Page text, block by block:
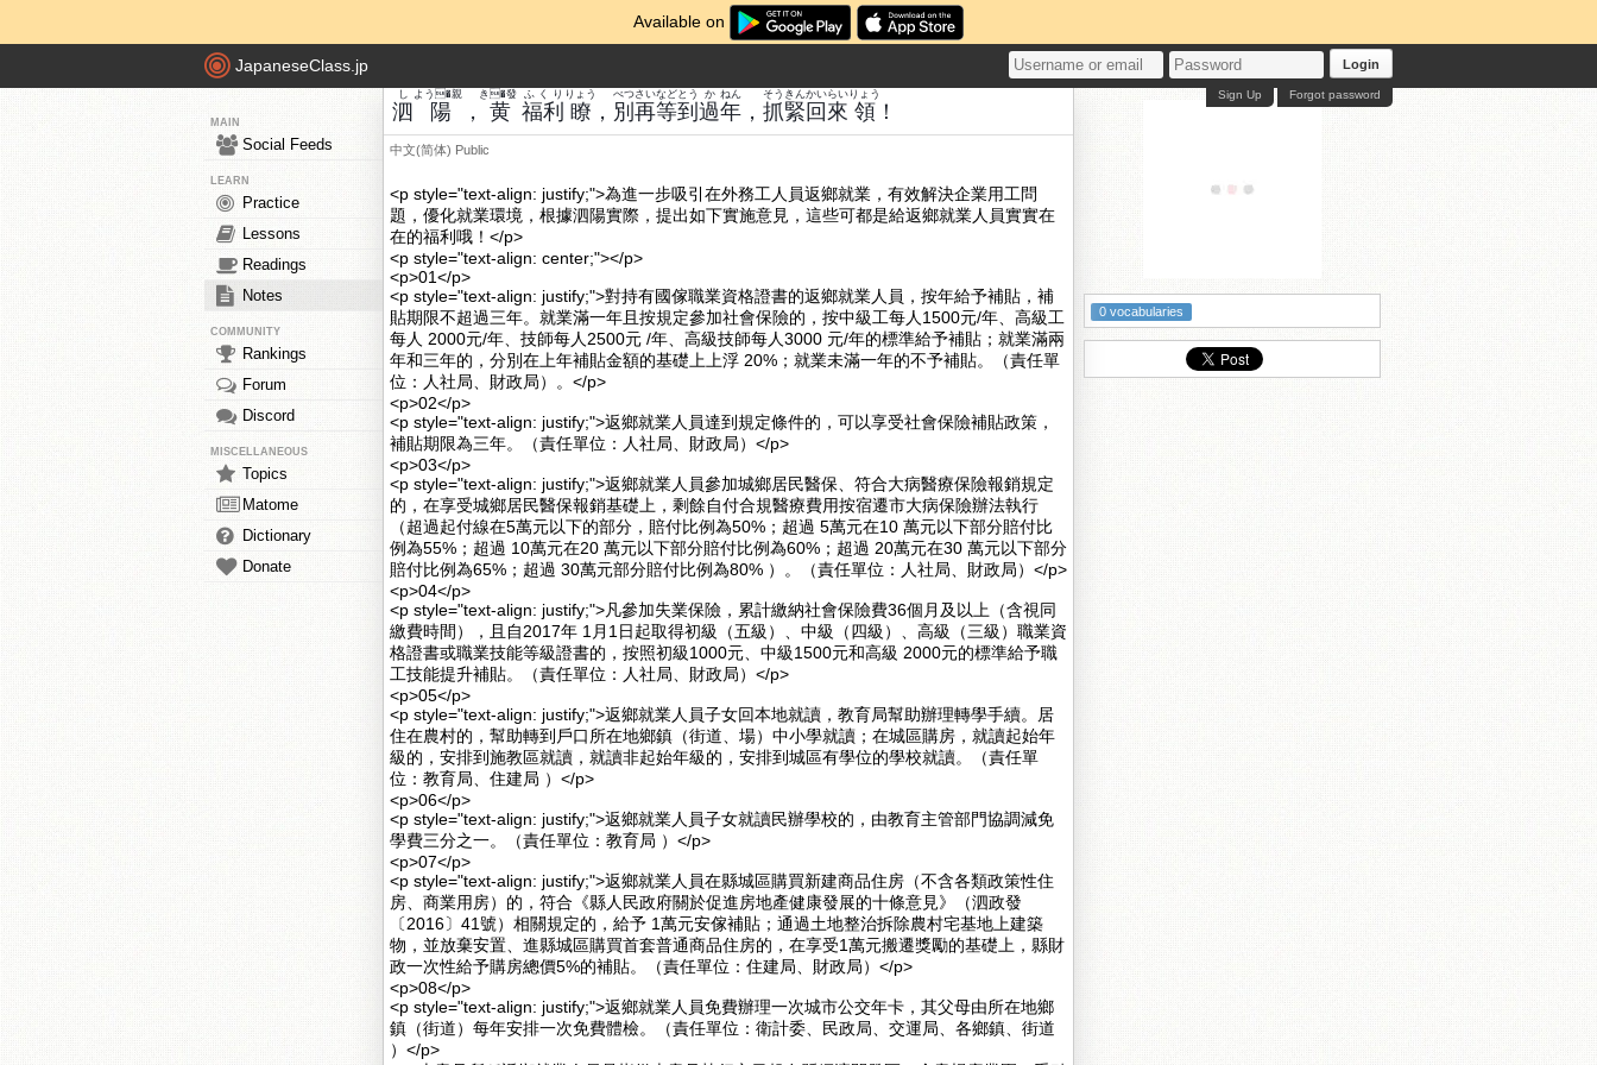
Available on
JapaneseClass.jp Login
Forgot password
Sign Up
MAIN
Social Feeds
LEARN
Practice
Lessons
Readings
Notes
COMMUNITY
Rankings
Forum
Discord
MISCELLANEOUS
Topics
Matome
Dictionary
Donate
泗
し
陽
よう�親
， 黄
き�發
福利
ふくり
瞭
りょう
， 別
べつ
再
さい
等
など
到
とう
過
か
年
ねん
， 抓
そう
緊
きん
回
かい
來
らい
領
りょう
！
中文(简体) Public
<p style="text-align: justify;">為進一步吸引在外務工人員返鄉就業，有效解決企業用工問
題，優化就業環境，根據泗陽實際，提出如下實施意見，這些可都是給返鄉就業人員實實在
在的福利哦！</p>
<p style="text-align: center;"></p>
<p>01</p>
<p style="text-align: justify;">對持有國傢職業資格證書的返鄉就業人員，按年給予補貼，補
貼期限不超過三年。就業滿一年且按規定參加社會保險的，按中級工每人1500元/年、高級工
每人 2000元/年、技師每人2500元 /年、高級技師每人3000 元/年的標準給予補貼；就業滿兩
年和三年的，分別在上年補貼金額的基礎上上浮 20%；就業未滿一年的不予補貼。（責任單
位：人社局、財政局）。</p>
<p>02</p>
<p style="text-align: justify;">返鄉就業人員達到規定條件的，可以享受社會保險補貼政策，
補貼期限為三年。（責任單位：人社局、財政局）</p>
<p>03</p>
<p style="text-align: justify;">返鄉就業人員參加城鄉居民醫保、符合大病醫療保險報銷規定
的，在享受城鄉居民醫保報銷基礎上，剩餘自付合規醫療費用按宿遷市大病保險辦法執行
（超過起付線在5萬元以下的部分，賠付比例為50%；超過 5萬元在10 萬元以下部分賠付比
例為55%；超過 10萬元在20 萬元以下部分賠付比例為60%；超過 20萬元在30 萬元以下部分
賠付比例為65%；超過 30萬元部分賠付比例為80% ）。（責任單位：人社局、財政局）</p>
<p>04</p>
<p style="text-align: justify;">凡參加失業保險，累計繳納社會保險費36個月及以上（含視同
繳費時間），且自2017年 1月1日起取得初級（五級）、中級（四級）、高級（三級）職業資
格證書或職業技能等級證書的，按照初級1000元、中級1500元和高級 2000元的標準給予職
工技能提升補貼。（責任單位：人社局、財政局）</p>
<p>05</p>
<p style="text-align: justify;">返鄉就業人員子女回本地就讀，教育局幫助辦理轉學手續。居
住在農村的，幫助轉到戶口所在地鄉鎮（街道、場）中小學就讀；在城區購房，就讀起始年
級的，安排到施教區就讀，就讀非起始年級的，安排到城區有學位的學校就讀。（責任單
位：教育局、住建局 ）</p>
<p>06</p>
<p style="text-align: justify;">返鄉就業人員子女就讀民辦學校的，由教育主管部門協調減免
學費三分之一。（責任單位：教育局 ）</p>
<p>07</p>
<p style="text-align: justify;">返鄉就業人員在縣城區購買新建商品住房（不含各類政策性住
房、商業用房）的，符合《縣人民政府關於促進房地產健康發展的十條意見》（泗政發
〔2016〕41號）相關規定的，給予 1萬元安傢補貼；通過土地整治拆除農村宅基地上建築
物，並放棄安置、進縣城區購買首套普通商品住房的，在享受1萬元搬遷獎勵的基礎上，縣財
政一次性給予購房總價5%的補貼。（責任單位：住建局、財政局）</p>
<p>08</p>
<p style="text-align: justify;">返鄉就業人員免費辦理一次城市公交年卡，其父母由所在地鄉
鎮（街道）每年安排一次免費體檢。（責任單位：衛計委、民政局、交運局、各鄉鎮、街道
）</p>
0 vocabularies